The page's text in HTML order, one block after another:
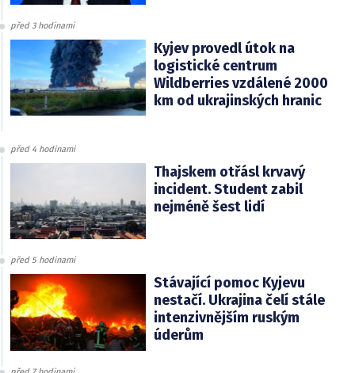
před 3 hodinami
Kyjev provedl útok na
logistické centrum
Wildberries vzdálené 2000
km od ukrajinských hranic
před 4 hodinami
Thajskem otřásl krvavý
incident. Student zabil
nejméně šest lidí
před 5 hodinami
Stávající pomoc Kyjevu
nestačí. Ukrajina čelí stále
intenzivnějším ruským
úderům